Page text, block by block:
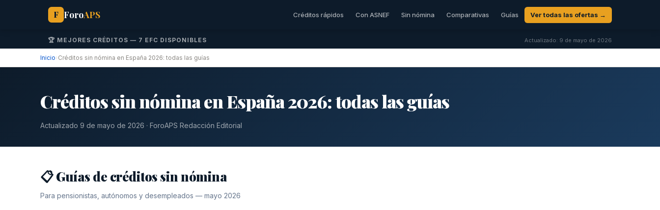
F ForoAPS Créditos rápidos Con ASNEF Sin nómina Comparativas Guías Ver todas las ofertas →
🏆 MEJORES CRÉDITOS — 7 EFC DISPONIBLES Actualizado: 9 de mayo de 2026
Inicio›Créditos sin nómina en España 2026: todas las guías
Créditos sin nómina en España 2026: todas las guías
Actualizado 9 de mayo de 2026 · ForoAPS Redacción Editorial
📋 Guías de créditos sin nómina
Para pensionistas, autónomos y desempleados — mayo 2026